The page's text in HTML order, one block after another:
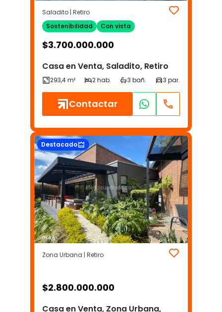
Saladito | Retiro
Sostenibilidad
Con vista
$3.700.000.000
Casa en Venta, Saladito, Retiro
Contactar
Destacado
Zona Urbana | Retiro
$2.800.000.000
Casa en Venta, Zona Urbana,